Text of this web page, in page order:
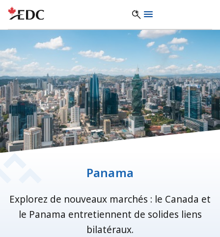
Panama
Explorez de nouveaux marchés : le Canada et
le Panama entretiennent de solides liens
bilatéraux.